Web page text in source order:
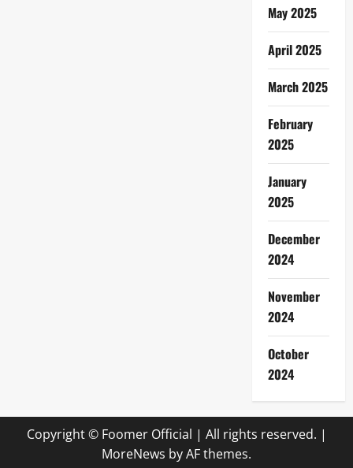
May 2025
April 2025
March 2025
February
2025
January
2025
December
2024
November
2024
October
2024
Copyright © Foomer Official | All rights reserved. |
MoreNews by AF themes.